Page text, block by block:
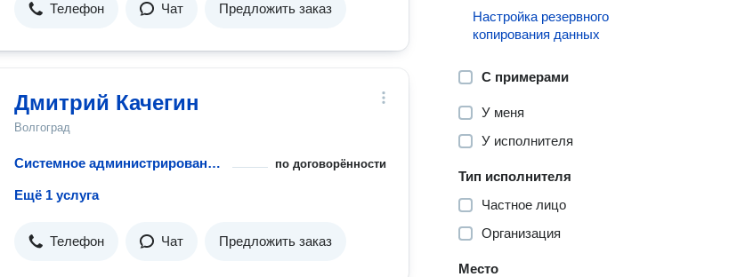
Телефон Чат Предложить заказ
Дмитрий Качегин
Волгоград
Системное администрирование 24/7 по договорённости
Ещё 1 услуга
Телефон Чат Предложить заказ
Настройка резервного
копирования данных
С примерами
У меня
У исполнителя
Тип исполнителя
Частное лицо
Организация
Место